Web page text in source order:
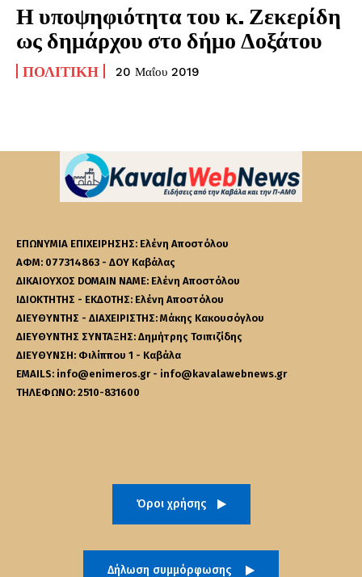
Η υποψηφιότητα του κ. Ζεκερίδη
ως δημάρχου στο δήμο Δοξάτου
ΠΟΛΙΤΙΚΉ 20 Μαΐου 2019
ΕΠΩΝΥΜΙΑ ΕΠΙΧΕΙΡΗΣΗΣ: Ελένη Αποστόλου
ΑΦΜ: 077314863 - ΔΟΥ Καβάλας
ΔΙΚΑΙΟΥΧΟΣ DOMAIN NAME: Ελένη Αποστόλου
ΙΔΙΟΚΤΗΤΗΣ - ΕΚΔΟΤΗΣ: Ελένη Αποστόλου
ΔΙΕΥΘΥΝΤΗΣ - ΔΙΑΧΕΙΡΙΣΤΗΣ: Μάκης Κακουσόγλου
ΔΙΕΥΘΥΝΤΗΣ ΣΥΝΤΑΞΗΣ: Δημήτρης Τσιπιζίδης
ΔΙΕΥΘΥΝΣΗ: Φιλίππου 1 - Καβάλα
EMAILS: info@enimeros.gr - info@kavalawebnews.gr
ΤΗΛΕΦΩΝΟ: 2510-831600
Όροι χρήσης
Δήλωση συμμόρφωσης